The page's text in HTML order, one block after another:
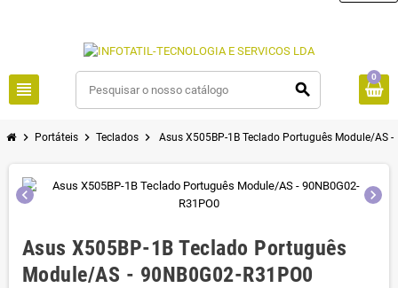
view_headline search
0
chevron_right Portáteis chevron_right Teclados chevron_right Asus X505BP-1B Teclado Português Module/AS -
chevron_left chevron_right
Asus X505BP-1B Teclado Português
Module/AS - 90NB0G02-R31PO0